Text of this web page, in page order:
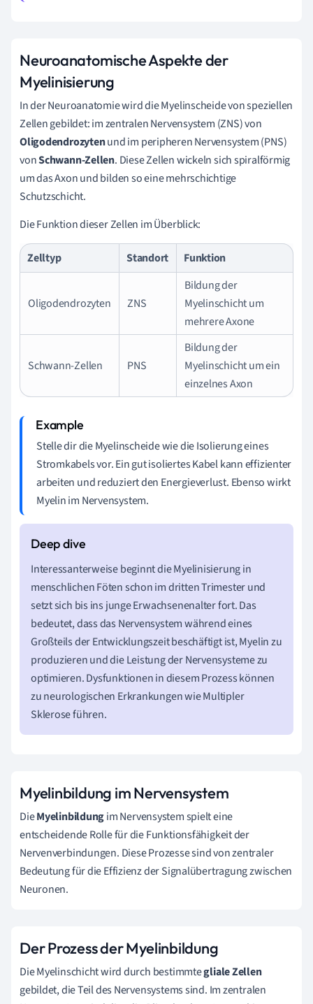
Neuroanatomische Aspekte der
Myelinisierung
In der Neuroanatomie wird die Myelinscheide von speziellen
Zellen gebildet: im zentralen Nervensystem (ZNS) von
Oligodendrozytenund im peripheren Nervensystem (PNS)
vonSchwann-Zellen. Diese Zellen wickeln sich spiralförmig
um das Axon und bilden so eine mehrschichtige
Schutzschicht.
Die Funktion dieser Zellen im Überblick:
Zelltyp Standort Funktion
Oligodendrozyten ZNS
Bildung der
Myelinschicht um
mehrere Axone
Schwann-Zellen PNS
Bildung der
Myelinschicht um ein
einzelnes Axon
Stelle dir die Myelinscheide wie die Isolierung eines
Stromkabels vor. Ein gut isoliertes Kabel kann effizienter
arbeiten und reduziert den Energieverlust. Ebenso wirkt
Myelin im Nervensystem.
Interessanterweise beginnt die Myelinisierung in
menschlichen Föten schon im dritten Trimester und
setzt sich bis ins junge Erwachsenenalter fort. Das
bedeutet, dass das Nervensystem während eines
Großteils der Entwicklungszeit beschäftigt ist, Myelin zu
produzieren und die Leistung der Nervensysteme zu
optimieren. Dysfunktionen in diesem Prozess können
zu neurologischen Erkrankungen wie Multipler
Sklerose führen.
Myelinbildung im Nervensystem
DieMyelinbildungim Nervensystem spielt eine
entscheidende Rolle für die Funktionsfähigkeit der
Nervenverbindungen. Diese Prozesse sind von zentraler
Bedeutung für die Effizienz der Signalübertragung zwischen
Neuronen.
Der Prozess der Myelinbildung
Die Myelinschicht wird durch bestimmtegliale Zellen
gebildet, die Teil des Nervensystems sind. Im zentralen